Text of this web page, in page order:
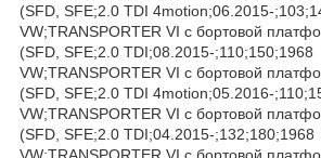
(SFD, SFE;2.0 TDI 4motion;06.2015-
VW;TRANSPORTER VI c бортовой
(SFD, SFE;2.0 TDI;08.2015-;110;150;1968
VW;TRANSPORTER VI c бортовой
(SFD, SFE;2.0 TDI 4motion;05.2016-
VW;TRANSPORTER VI c бортовой
(SFD, SFE;2.0 TDI;04.2015-;132;180;1968
VW;TRANSPORTER VI c бортовой